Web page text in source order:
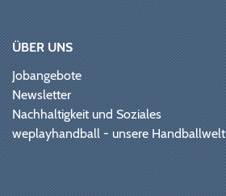
ÜBER UNS
Jobangebote
Newsletter
Nachhaltigkeit und Soziales
weplayhandball - unsere Handballwelt